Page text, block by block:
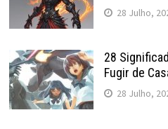
28 Julho,
28
Fugir de
28 Julho,